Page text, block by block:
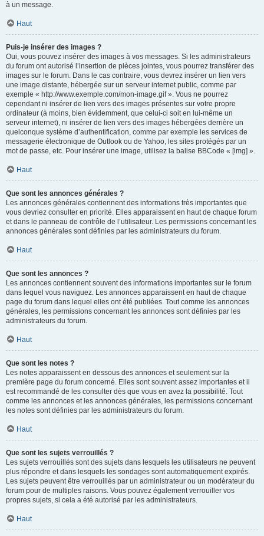
à un message.
Haut
Puis-je insérer des images ?
Oui, vous pouvez insérer des images à vos messages. Si les administrateurs
du forum ont autorisé l’insertion de pièces jointes, vous pourrez transférer des
images sur le forum. Dans le cas contraire, vous devrez insérer un lien vers
une image distante, hébergée sur un serveur internet public, comme par
exemple « http://www.exemple.com/mon-image.gif ». Vous ne pourrez
cependant ni insérer de lien vers des images présentes sur votre propre
ordinateur (à moins, bien évidemment, que celui-ci soit en lui-même un
serveur internet), ni insérer de lien vers des images hébergées derrière un
quelconque système d’authentification, comme par exemple les services de
messagerie électronique de Outlook ou de Yahoo, les sites protégés par un
mot de passe, etc. Pour insérer une image, utilisez la balise BBCode « [img] ».
Haut
Que sont les annonces générales ?
Les annonces générales contiennent des informations très importantes que
vous devriez consulter en priorité. Elles apparaissent en haut de chaque forum
et dans le panneau de contrôle de l’utilisateur. Les permissions concernant les
annonces générales sont définies par les administrateurs du forum.
Haut
Que sont les annonces ?
Les annonces contiennent souvent des informations importantes sur le forum
dans lequel vous naviguez. Les annonces apparaissent en haut de chaque
page du forum dans lequel elles ont été publiées. Tout comme les annonces
générales, les permissions concernant les annonces sont définies par les
administrateurs du forum.
Haut
Que sont les notes ?
Les notes apparaissent en dessous des annonces et seulement sur la
première page du forum concerné. Elles sont souvent assez importantes et il
est recommandé de les consulter dès que vous en avez la possibilité. Tout
comme les annonces et les annonces générales, les permissions concernant
les notes sont définies par les administrateurs du forum.
Haut
Que sont les sujets verrouillés ?
Les sujets verrouillés sont des sujets dans lesquels les utilisateurs ne peuvent
plus répondre et dans lesquels les sondages sont automatiquement expirés.
Les sujets peuvent être verrouillés par un administrateur ou un modérateur du
forum pour de multiples raisons. Vous pouvez également verrouiller vos
propres sujets, si cela a été autorisé par les administrateurs.
Haut